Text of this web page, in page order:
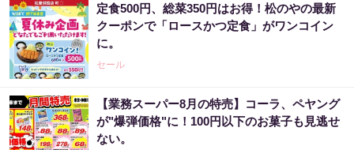
定食500円、総菜350円はお得！松のやの最新
クーポンで「ロースかつ定食」がワンコイン
に。
セール
【業務スーパー8月の特売】コーラ、ペヤング
が"爆弾価格"に！100円以下のお菓子も見逃せ
ない。